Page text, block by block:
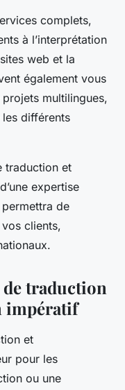
complets,
à l’interprétation
web et la
également vous
multilingues,
différents
traduction et
expertise
de
clients,
de traduction
impératif
et
pour les
ou une